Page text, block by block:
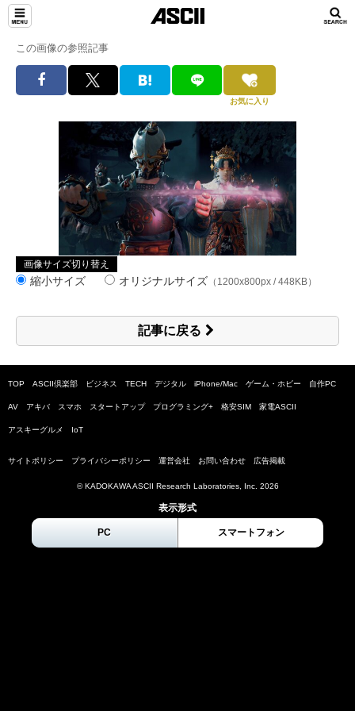
この画像の参照記事
お気に入り
画像サイズ切り替え
縮小サイズ オリジナルサイズ （1200x800px / 448KB）
記事に戻る
TOP ASCII倶楽部 ビジネス TECH デジタル iPhone/Mac ゲーム・ホビー 自作PC
AV アキバ スマホ スタートアップ プログラミング+ 格安SIM 家電ASCII
アスキーグルメ IoT
サイトポリシー プライバシーポリシー 運営会社 お問い合わせ 広告掲載
© KADOKAWA ASCII Research Laboratories, Inc. 2026
表示形式
PC スマートフォン